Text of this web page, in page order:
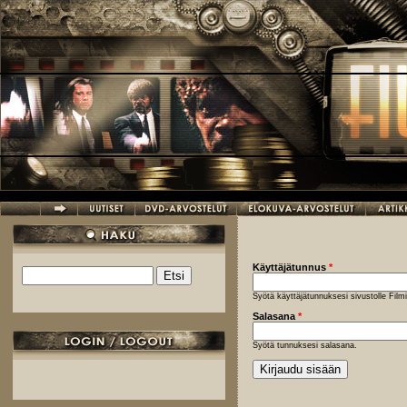
Hyppää pääsisältöön
Hakulomake
Käyttäjätunnus *
Syötä käyttäjätunnuksesi sivustolle
Salasana *
Syötä tunnuksesi salasana.